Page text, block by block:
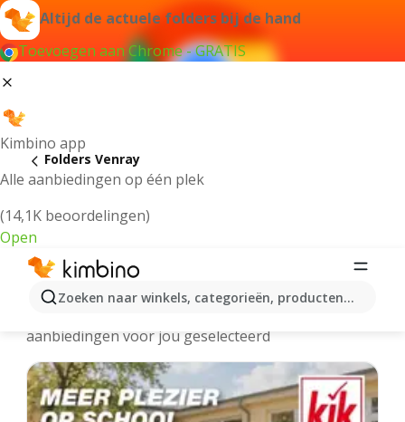
Altijd de actuele folders bij de hand
Toevoegen aan Chrome - GRATIS
Kimbino app
Alle aanbiedingen op één plek
(14,1K beoordelingen)
Open
Zoeken naar winkels, categorieën, producten...
Folders Venray
Venray - Meest recente folders
aanbiedingen voor jou geselecteerd